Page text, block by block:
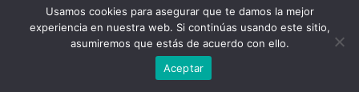
Usamos cookies para asegurar que te damos la mejor
experiencia en nuestra web. Si continúas usando este sitio,
asumiremos que estás de acuerdo con ello.
Aceptar